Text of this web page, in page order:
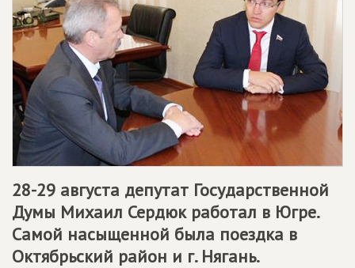
28-29 августа депутат Государственной
Думы Михаил Сердюк работал в Югре.
Самой насыщенной была поездка в
Октябрьский район и г. Нягань.